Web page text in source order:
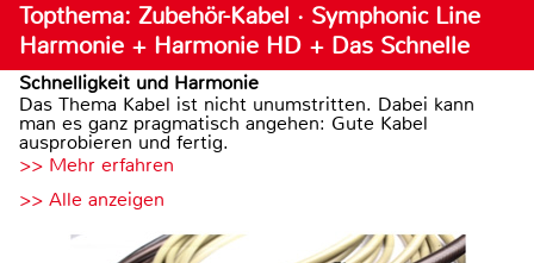
Topthema: Zubehör-Kabel · Symphonic Line
Harmonie + Harmonie HD + Das Schnelle
Schnelligkeit und Harmonie
Das Thema Kabel ist nicht unumstritten. Dabei kann
man es ganz pragmatisch angehen: Gute Kabel
ausprobieren und fertig.
>> Mehr erfahren
>> Alle anzeigen